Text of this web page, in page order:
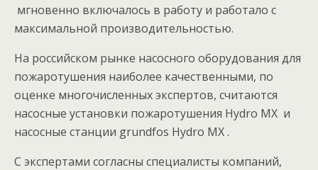
мгновенно включалось в работу и работало с
максимальной производительностью.
На российском рынке насосного оборудования для
пожаротушения наиболее качественными, по
оценке многочисленных экспертов, считаются
насосные установки пожаротушения Hydro MX и
насосные станции grundfos Hydro MX .
С экспертами согласны специалисты компаний,